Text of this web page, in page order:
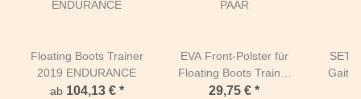
Floating Boots Trainer
2019 ENDURANCE
ab 104,13 € *
EVA Front-Polster für
Floating Boots Trainer
PAAR
29,75 € *
SET